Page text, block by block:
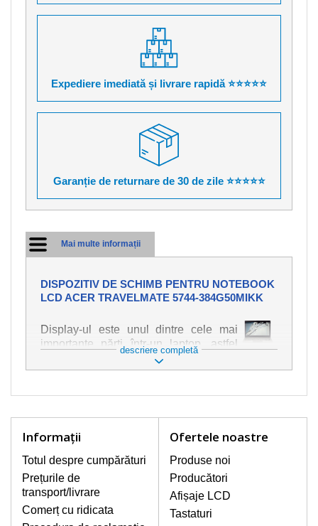
Expediere imediată și livrare rapidă ⭐⭐⭐⭐⭐
Garanție de returnare de 30 de zile ⭐⭐⭐⭐⭐
Mai multe informații
DISPOZITIV DE SCHIMB PENTRU NOTEBOOK
LCD ACER TRAVELMATE 5744-384G50MIKK
Display-ul este unul dintre cele mai
importante părți într-un laptop, astfel
încât ne străduim să oferim piese de
schimb de cea mai bună calitate.
ul cu cea mai mare atenție. Cele mai
natură mecanică, cum ar fi afișajul rupt
sau crăpat. În plus, dungile verticale,
afișajul neiluminat, luminozitatea
intermitentă sau neuniformă
descriere completă
Informaţii
Totul despre cumpărături
Prețurile de
transport/livrare
Comerț cu ridicata
Ofertele noastre
Produse noi
Producători
Afișaje LCD
Tastaturi